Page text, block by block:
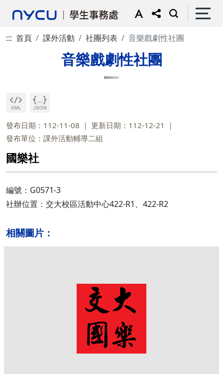
::: 首頁 課外活動 社團列表 音樂戲劇性社團
音樂戲劇性社團
發布日期：112-11-08
更新日期：112-12-21
發布單位：課外活動輔導二組
國樂社
編號：G0571-3
社辦位置：交大校區活動中心422-R1、422-R2
相關圖片：